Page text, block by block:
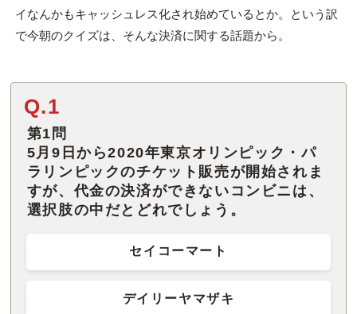
イなんかもキャッシュレス化され始めているとか。という訳
で今朝のクイズは、そんな決済に関する話題から。
Q.1
第1問
5月9日から2020年東京オリンピック・パ
ラリンピックのチケット販売が開始されま
すが、代金の決済ができないコンビニは、
選択肢の中だとどれでしょう。
セイコーマート
デイリーヤマザキ